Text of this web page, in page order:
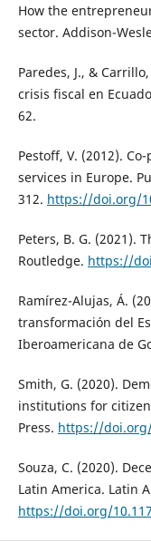
How the
sector. Addison-
Paredes, J., &
crisis fiscal en
62.
Pestoff, V. (2012).
services in Europe.
312. https://doi.org/
Peters, B. G. (2021).
Routledge. https://
Ramírez-Alujas, Á.
transformación del
Iberoamericana de
Smith, G. (2020).
institutions for
Press. https://doi.org/
Souza, C. (2020).
Latin America. Latin
https://doi.org/